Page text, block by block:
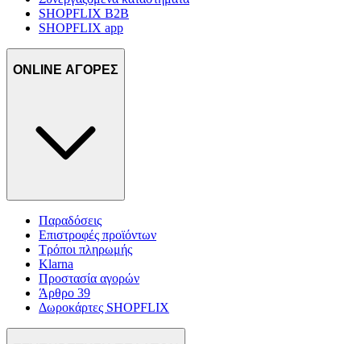
SHOPFLIX B2B
SHOPFLIX app
ONLINE ΑΓΟΡΕΣ
Παραδόσεις
Επιστροφές προϊόντων
Τρόποι πληρωμής
Klarna
Προστασία αγορών
Άρθρο 39
Δωροκάρτες SHOPFLIX